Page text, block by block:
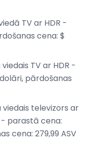
TV ar HDR -
cena: $
TV ar HDR -
pārdošanas
viedais televizors ar
parastā cena:
cena: 279,99 ASV